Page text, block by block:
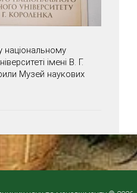
імені В. Г.
Музей наукових